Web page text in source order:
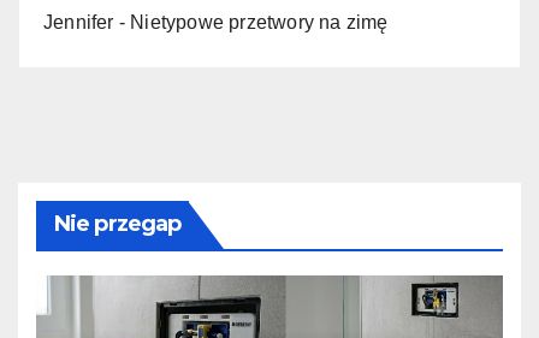
Jennifer - Nietypowe przetwory na zimę
Nie przegap